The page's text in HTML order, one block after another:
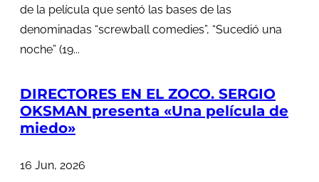
de la película que sentó las bases de las
denominadas “screwball comedies”, “Sucedió una
noche” (19...
DIRECTORES EN EL ZOCO. SERGIO
OKSMAN presenta «Una película de
miedo»
16 Jun, 2026